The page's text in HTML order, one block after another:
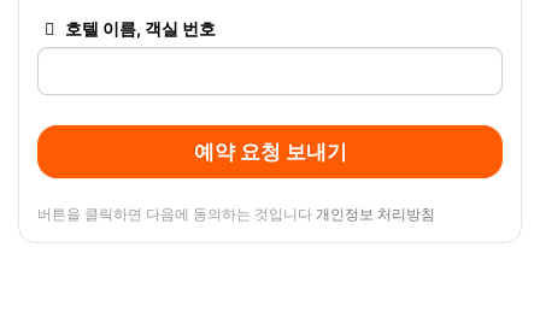
호텔 이름, 객실 번호
예약 요청 보내기
버튼을 클릭하면 다음에 동의하는 것입니다 개인정보 처리방침